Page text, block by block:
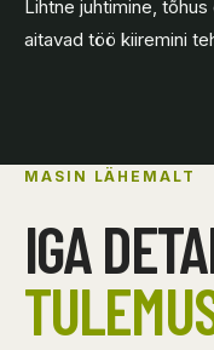
Lihtne juhtimine,
aitavad töö kiiremini
MASIN LÄHEMALT
IGA